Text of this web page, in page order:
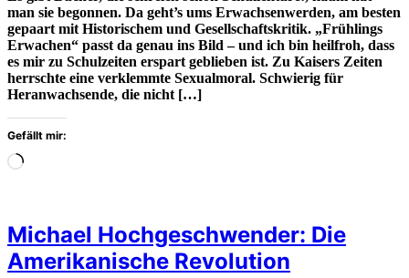
man sie begonnen. Da geht’s ums Erwachsenwerden, am besten
gepaart mit Historischem und Gesellschaftskritik. „Frühlings
Erwachen“ passt da genau ins Bild – und ich bin heilfroh, dass
es mir zu Schulzeiten erspart geblieben ist. Zu Kaisers Zeiten
herrschte eine verklemmte Sexualmoral. Schwierig für
Heranwachsende, die nicht […]
Gefällt mir:
Wird
Michael Hochgeschwender: Die
Amerikanische Revolution